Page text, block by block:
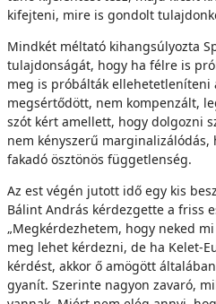
kifejteni, mire is gondolt
Mindkét méltató kihangsúlyozta
tulajdonságát, hogy ha félre is
meg is próbálták ellehetetleníteni
megsértődött, nem kompenzált,
szót kért amellett, hogy dolgozni
nem kényszerű
fakadó ösztönös függetlenség.
Az est végén jutott idő egy kis
Bálint András kérdezgette a friss
„Megkérdezhetem, hogy neked
meg lehet kérdezni, de ha Kelet-
kérdést, akkor ő amögött
gyanít. Szerinte nagyon zavaró,